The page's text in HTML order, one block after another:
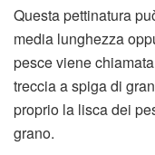
Questa pettinatura
media lunghezza
pesce viene
treccia a spiga di
proprio la lisca dei
grano.